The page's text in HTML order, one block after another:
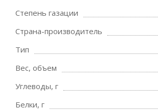
Степень газации
Страна-производитель
Тип
Вес, объем
Углеводы, г
Белки, г